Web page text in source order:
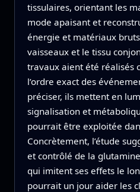
tissulaires, orientant les
mode apaisant et
énergie et matériaux
vaisseaux et le tissu
travaux aient été réalisés
l’ordre exact des
préciser, ils mettent en
signalisation et
pourrait être exploitée
Concrètement, l’étude
et contrôlé de la
qui imitent ses effets le
pourrait un jour aider les